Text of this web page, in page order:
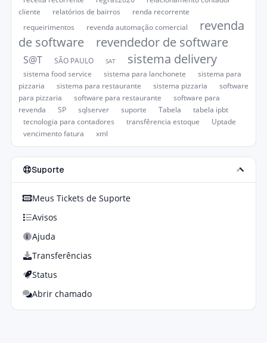
cliente
relatórios de bairros
renda recorrente
requeirimentos
revenda automação comercial
revenda
de software
revendedor de software
S@T SÃO PAULO SAT sistema delivery
sistema food service sistema para lanchonete
sistema para
pizzaria
sistema para restaurante sistema pizzaria
software
para pizzaria
software para restaurante
software para
revenda
SP sqlserver suporte Tabela
tabela ipbt
tecnologia para contadores
transfêrencia estoque
Uptade
vencimento fatura
xml
Suporte
Meus Tickets de Suporte
Avisos
Ajuda
Transferências
Status
Abrir chamado